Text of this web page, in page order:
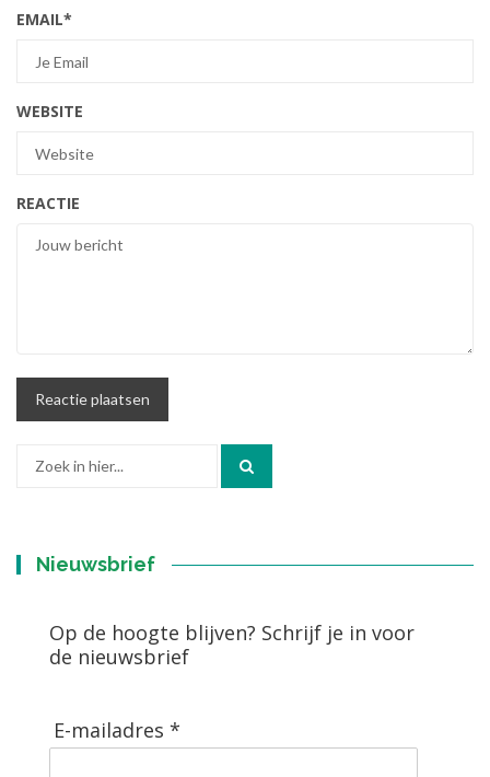
EMAIL*
WEBSITE
REACTIE
Nieuwsbrief
Op de hoogte blijven? Schrijf je in voor
de nieuwsbrief
E-mailadres *